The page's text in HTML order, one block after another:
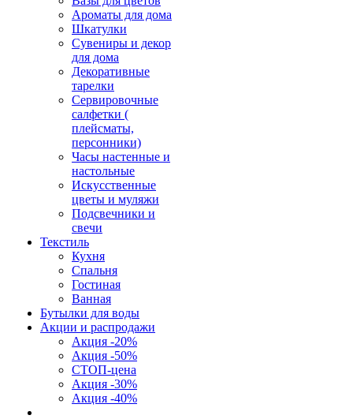
Ароматы для дома
Шкатулки
Сувениры и декор
для дома
Декоративные
тарелки
Сервировочные
салфетки (
плейсматы,
персонники)
Часы настенные и
настольные
Искусственные
цветы и муляжи
Подсвечники и
свечи
Текстиль
Кухня
Спальня
Гостиная
Ванная
Бутылки для воды
Акции и распродажи
Акция -20%
Акция -50%
СТОП-цена
Акция -30%
Акция -40%